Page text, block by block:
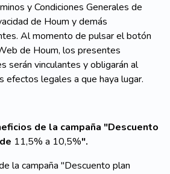
y Condiciones Generales de
de Houm y demás
Al momento de pulsar el botón
de Houm, los presentes
serán vinculantes y obligarán al
efectos legales a que haya lugar.
de la campaña "Descuento
11,5% a 10,5%".
la campaña "Descuento plan